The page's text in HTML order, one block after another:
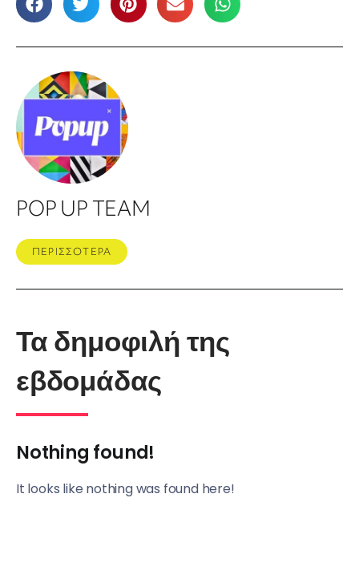
POP UP TEAM
ΠΕΡΙΣΣΟΤΕΡΑ
Τα δημοφιλή της
εβδομάδας
Nothing found!
It looks like nothing was found here!